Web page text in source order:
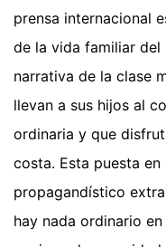
prensa internacional
de la vida familiar del
narrativa de la clase
llevan a sus hijos al
ordinaria y que
costa. Esta puesta
propagandístico
hay nada ordinario